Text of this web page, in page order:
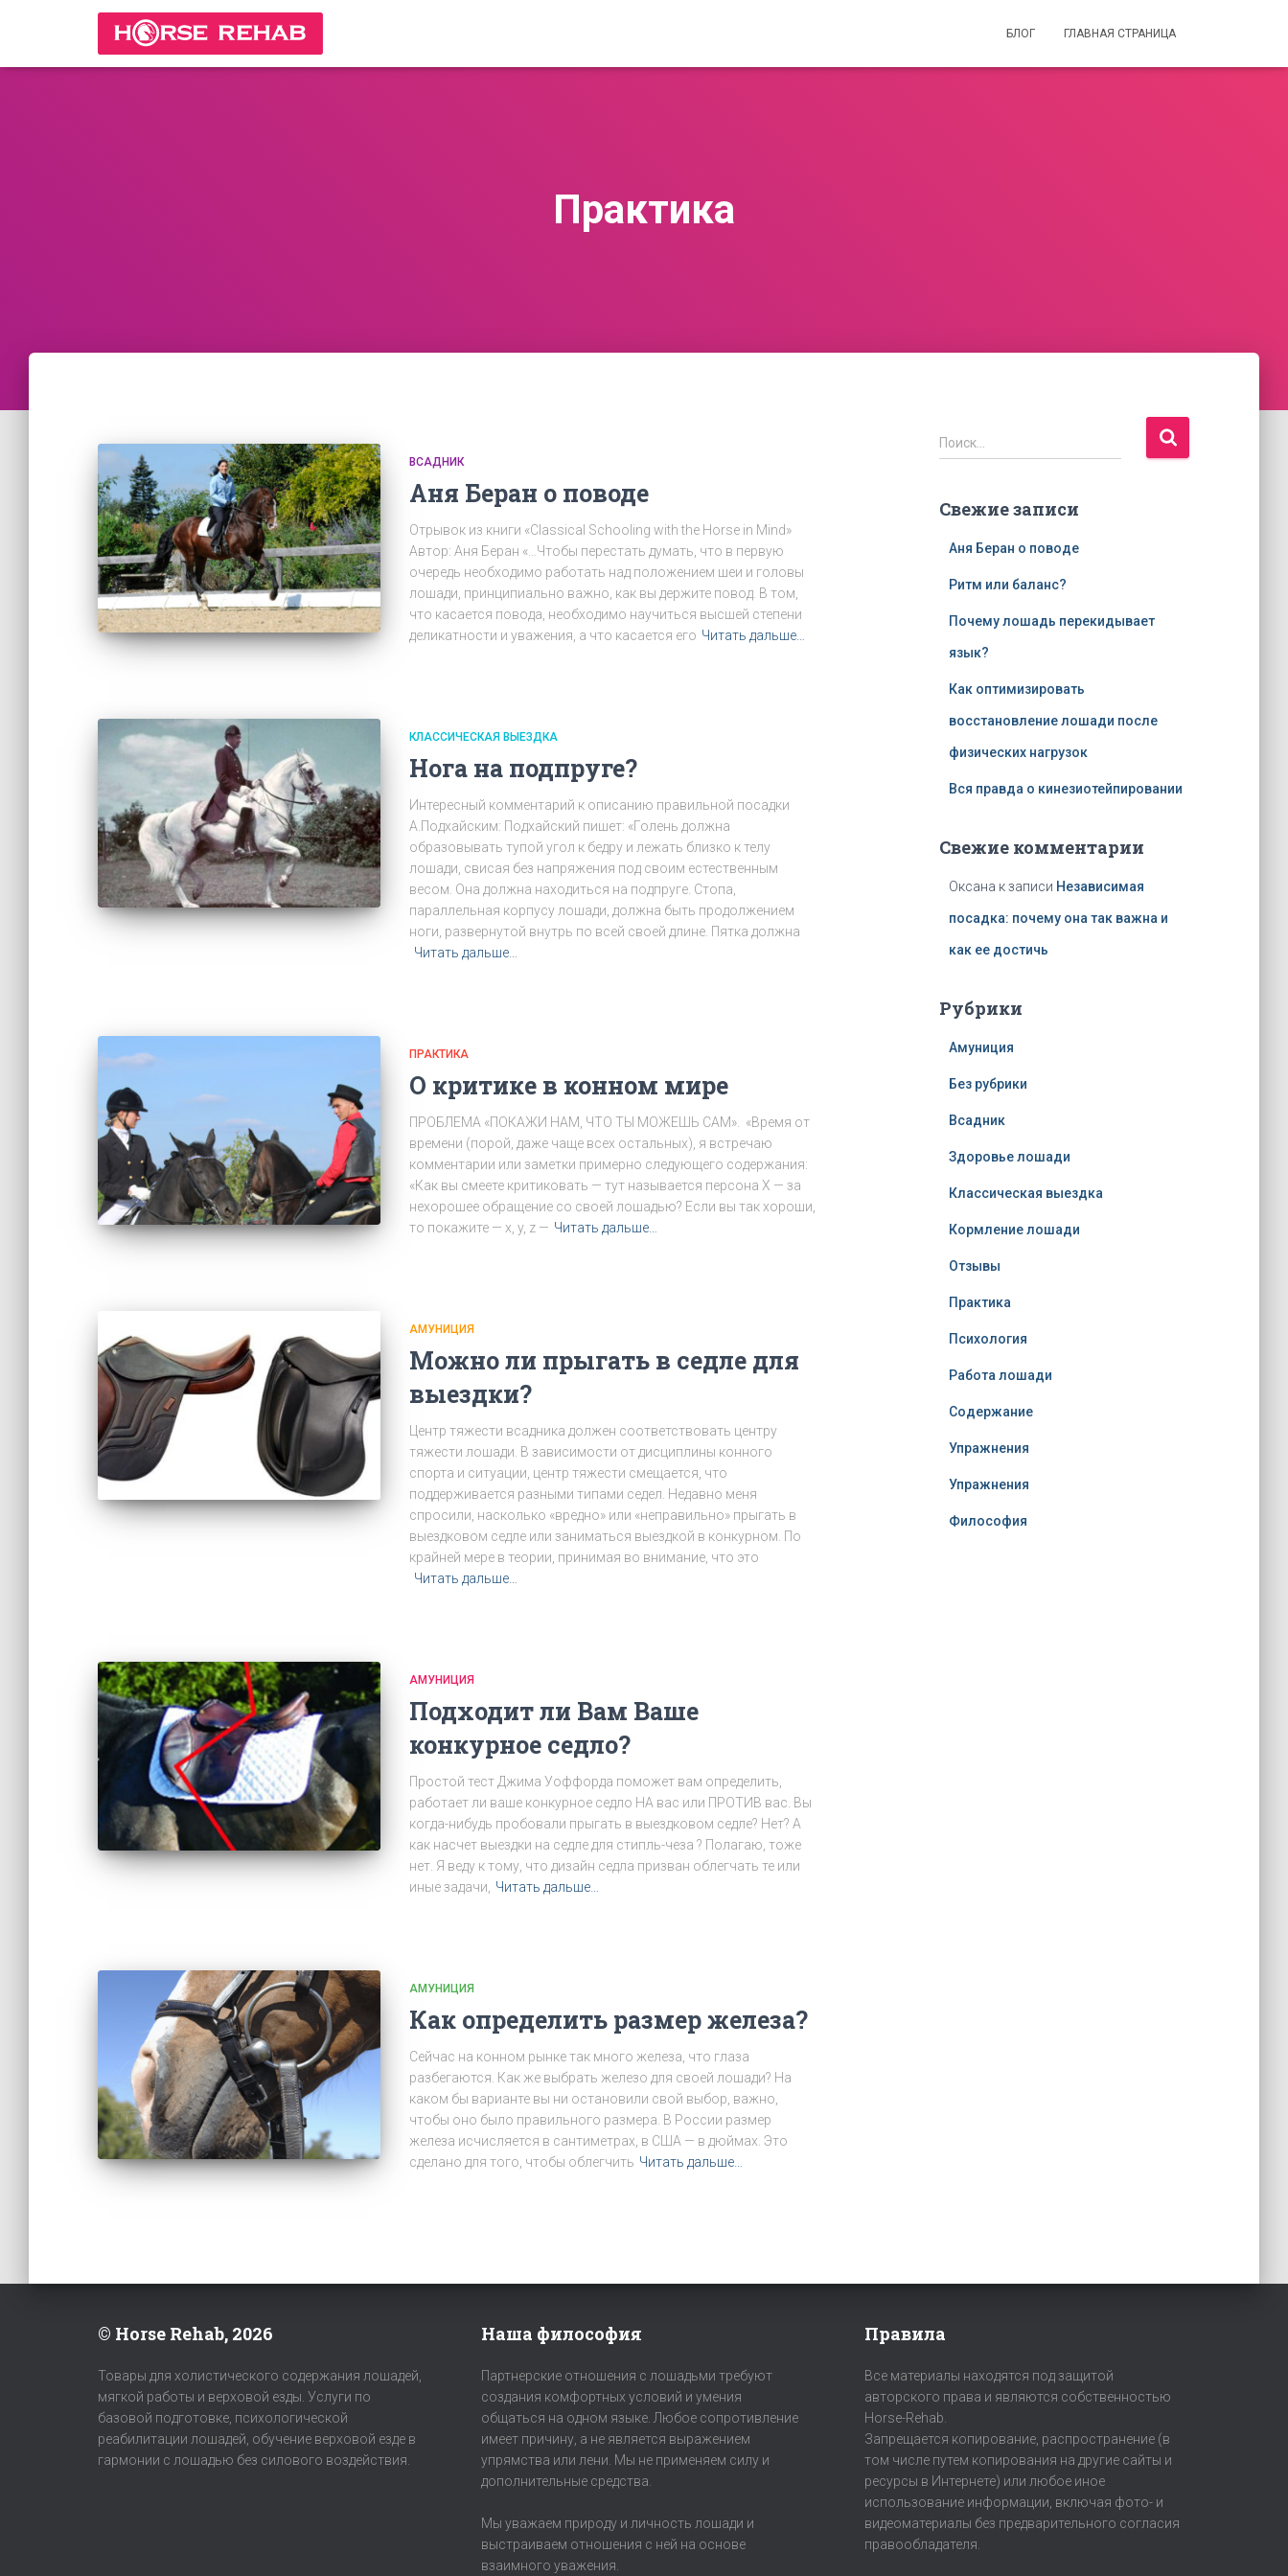
БЛОГ ГЛАВНАЯ СТРАНИЦА
Практика
ВСАДНИК
Аня Беран о поводе
Отрывок из книги «Classical Schooling with the Horse in Mind»
Автор: Аня Беран «…Чтобы перестать думать, что в первую
очередь необходимо работать над положением шеи и головы
лошади, принципиально важно, как вы держите повод. В том,
что касается повода, необходимо научиться высшей степени
деликатности и уважения, а что касается его Читать дальше…
КЛАССИЧЕСКАЯ ВЫЕЗДКА
Нога на подпруге?
Интересный комментарий к описанию правильной посадки
А.Подхайским: Подхайский пишет: «Голень должна
образовывать тупой угол к бедру и лежать близко к телу
лошади, свисая без напряжения под своим естественным
весом. Она должна находиться на подпруге. Стопа,
параллельная корпусу лошади, должна быть продолжением
ноги, развернутой внутрь по всей своей длине. Пятка должна
Читать дальше…
ПРАКТИКА
О критике в конном мире
ПРОБЛЕМА «ПОКАЖИ НАМ, ЧТО ТЫ МОЖЕШЬ САМ». «Время от
времени (порой, даже чаще всех остальных), я встречаю
комментарии или заметки примерно следующего содержания:
«Как вы смеете критиковать — тут называется персона Х — за
нехорошее обращение со своей лошадью? Если вы так хороши,
то покажите — x, y, z — Читать дальше…
АМУНИЦИЯ
Можно ли прыгать в седле для
выездки?
Центр тяжести всадника должен соответствовать центру
тяжести лошади. В зависимости от дисциплины конного
спорта и ситуации, центр тяжести смещается, что
поддерживается разными типами седел. Недавно меня
спросили, насколько «вредно» или «неправильно» прыгать в
выездковом седле или заниматься выездкой в конкурном. По
крайней мере в теории, принимая во внимание, что это
Читать дальше…
АМУНИЦИЯ
Подходит ли Вам Ваше
конкурное седло?
Простой тест Джима Уоффорда поможет вам определить,
работает ли ваше конкурное седло НА вас или ПРОТИВ вас. Вы
когда-нибудь пробовали прыгать в выездковом седле? Нет? А
как насчет выездки на седле для стипль-чеза ? Полагаю, тоже
нет. Я веду к тому, что дизайн седла призван облегчать те или
иные задачи,
Читать дальше…
АМУНИЦИЯ
Как определить размер железа?
Сейчас на конном рынке так много железа, что глаза
разбегаются. Как же выбрать железо для своей лошади? На
каком бы варианте вы ни остановили свой выбор, важно,
чтобы оно было правильного размера. В России размер
железа исчисляется в сантиметрах, в США — в дюймах. Это
сделано для того, чтобы облегчить Читать дальше…
Н
а
и
Поиск…
Свежие записи
Аня Беран о поводе
Ритм или баланс?
Почему лошадь перекидывает
язык?
Как оптимизировать
восстановление лошади после
физических нагрузок
Вся правда о кинезиотейпировании
Свежие комментарии
Оксана к записи Независимая
посадка: почему она так важна и
как ее достичь
Рубрики
Амуниция
Без рубрики
Всадник
Здоровье лошади
Классическая выездка
Кормление лошади
Отзывы
Практика
Психология
Работа лошади
Содержание
Упражнения
Упражнения
Философия
© Horse Rehab, 2026
Товары для холистического содержания лошадей,
мягкой работы и верховой езды. Услуги по
базовой подготовке, психологической
реабилитации лошадей, обучение верховой езде в
гармонии с лошадью без силового воздействия.
Наша философия
Партнерские отношения с лошадьми требуют
создания комфортных условий и умения
общаться на одном языке. Любое сопротивление
имеет причину, а не является выражением
упрямства или лени. Мы не применяем силу и
дополнительные средства.
Мы уважаем природу и личность лошади и
выстраиваем отношения с ней на основе
взаимного уважения.
Правила
Все материалы находятся под защитой
авторского права и являются собственностью
Horse-Rehab.
Запрещается копирование, распространение (в
том числе путем копирования на другие сайты и
ресурсы в Интернете) или любое иное
использование информации, включая фото- и
видеоматериалы без предварительного согласия
правообладателя.